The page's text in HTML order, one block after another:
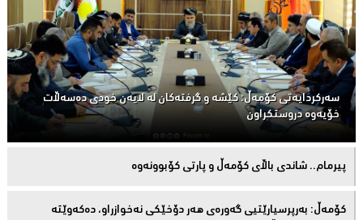
سەركردایەتی كۆمەڵ: كێشە و گرفتەكان لە لایەن خودی دەسەڵات
خۆیەوە دروستكراون
پیرمام.. شاندی باڵای كۆمه‌ڵ و پارتی كۆبوونه‌وه‌
كۆمەڵ: بەرپرسیارێتیی گەورەی هەر دۆخێکی نەخوازراو، دەكەوێتە